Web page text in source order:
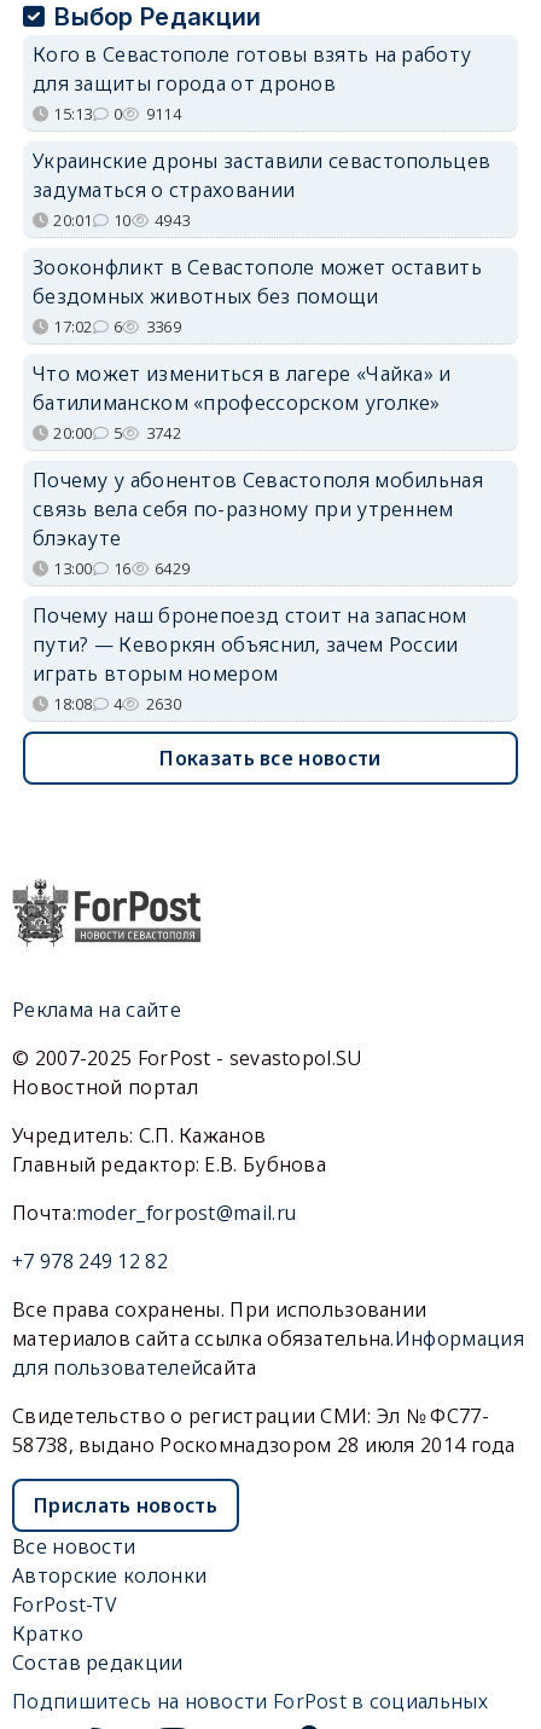
Выбор Редакции
Кого в Севастополе готовы взять на работу
для защиты города от дронов
15:13 0 9114
Украинские дроны заставили севастопольцев
задуматься о страховании
20:01 10 4943
Зооконфликт в Севастополе может оставить
бездомных животных без помощи
17:02 6 3369
Что может измениться в лагере «Чайка» и
батилиманском «профессорском уголке»
20:00 5 3742
Почему у абонентов Севастополя мобильная
связь вела себя по-разному при утреннем
блэкауте
13:00 16 6429
Почему наш бронепоезд стоит на запасном
пути? — Кеворкян объяснил, зачем России
играть вторым номером
18:08 4 2630
Показать все новости
Реклама на сайте
© 2007-2025 ForPost - sevastopol.SU
Новостной портал
Учредитель: С.П. Кажанов
Главный редактор: Е.В. Бубнова
Почта:moder_forpost@mail.ru
+7 978 249 12 82
Все права сохранены. При использовании
материалов сайта ссылка обязательна.Информация
для пользователейсайта
Свидетельство о регистрации СМИ: Эл № ФС77-
58738, выдано Роскомнадзором 28 июля 2014 года
Прислать новость
Все новости
Авторские колонки
ForPost-TV
Кратко
Состав редакции
Подпишитесь на новости ForPost в социальных